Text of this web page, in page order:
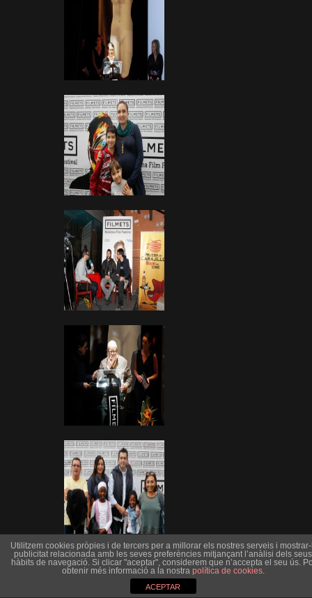
Utilitzem cookies pròpies i de tercers per a millorar els nostres serveis i
publicitat relacionada amb les seves preferències mitjançant l’anàlisi dels seus
hàbits de navegació. Si clicar "aceptar", considerem que n’accepta el seu ús.
obtenir més informació a la nostra política de cookies.
ACEPTAR